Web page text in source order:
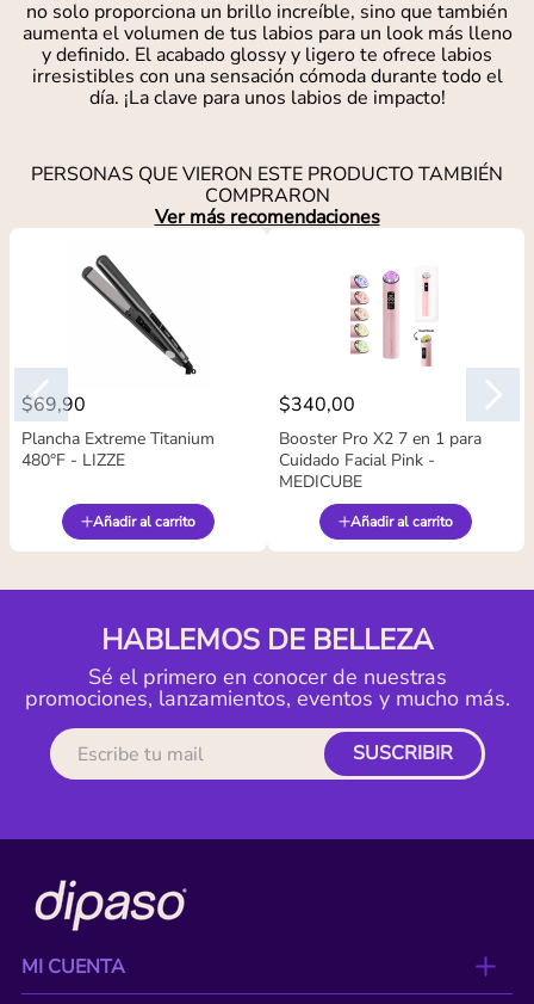
no solo proporciona un brillo increíble, sino que también
aumenta el volumen de tus labios para un look más lleno
y definido. El acabado glossy y ligero te ofrece labios
irresistibles con una sensación cómoda durante todo el
día. ¡La clave para unos labios de impacto!
PERSONAS QUE VIERON ESTE PRODUCTO TAMBIÉN
COMPRARON
Ver más recomendaciones
$69,90
Plancha Extreme Titanium
480°F - LIZZE
Añadir al carrito
$340,00
Booster Pro X2 7 en 1 para
Cuidado Facial Pink -
MEDICUBE
Añadir al carrito
HABLEMOS DE BELLEZA
Sé el primero en conocer de nuestras
promociones, lanzamientos, eventos y mucho más.
SUSCRIBIR
MI CUENTA